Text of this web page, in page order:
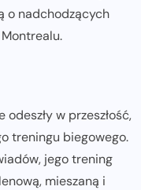
o nadchodzących
w przeszłość,
treningu biegowego.
jego trening
mieszaną i